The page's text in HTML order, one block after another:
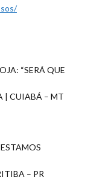
“SERÁ QUE
| CUIABÁ – MT
– PR